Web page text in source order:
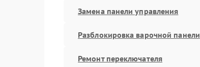
Замена панели управления
Разблокировка варочной панели
Ремонт переключателя